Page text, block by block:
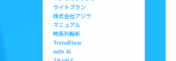
ライトプラン
株式会社アジラ
マニュアル
時系列解析
TrendFlow
with AI